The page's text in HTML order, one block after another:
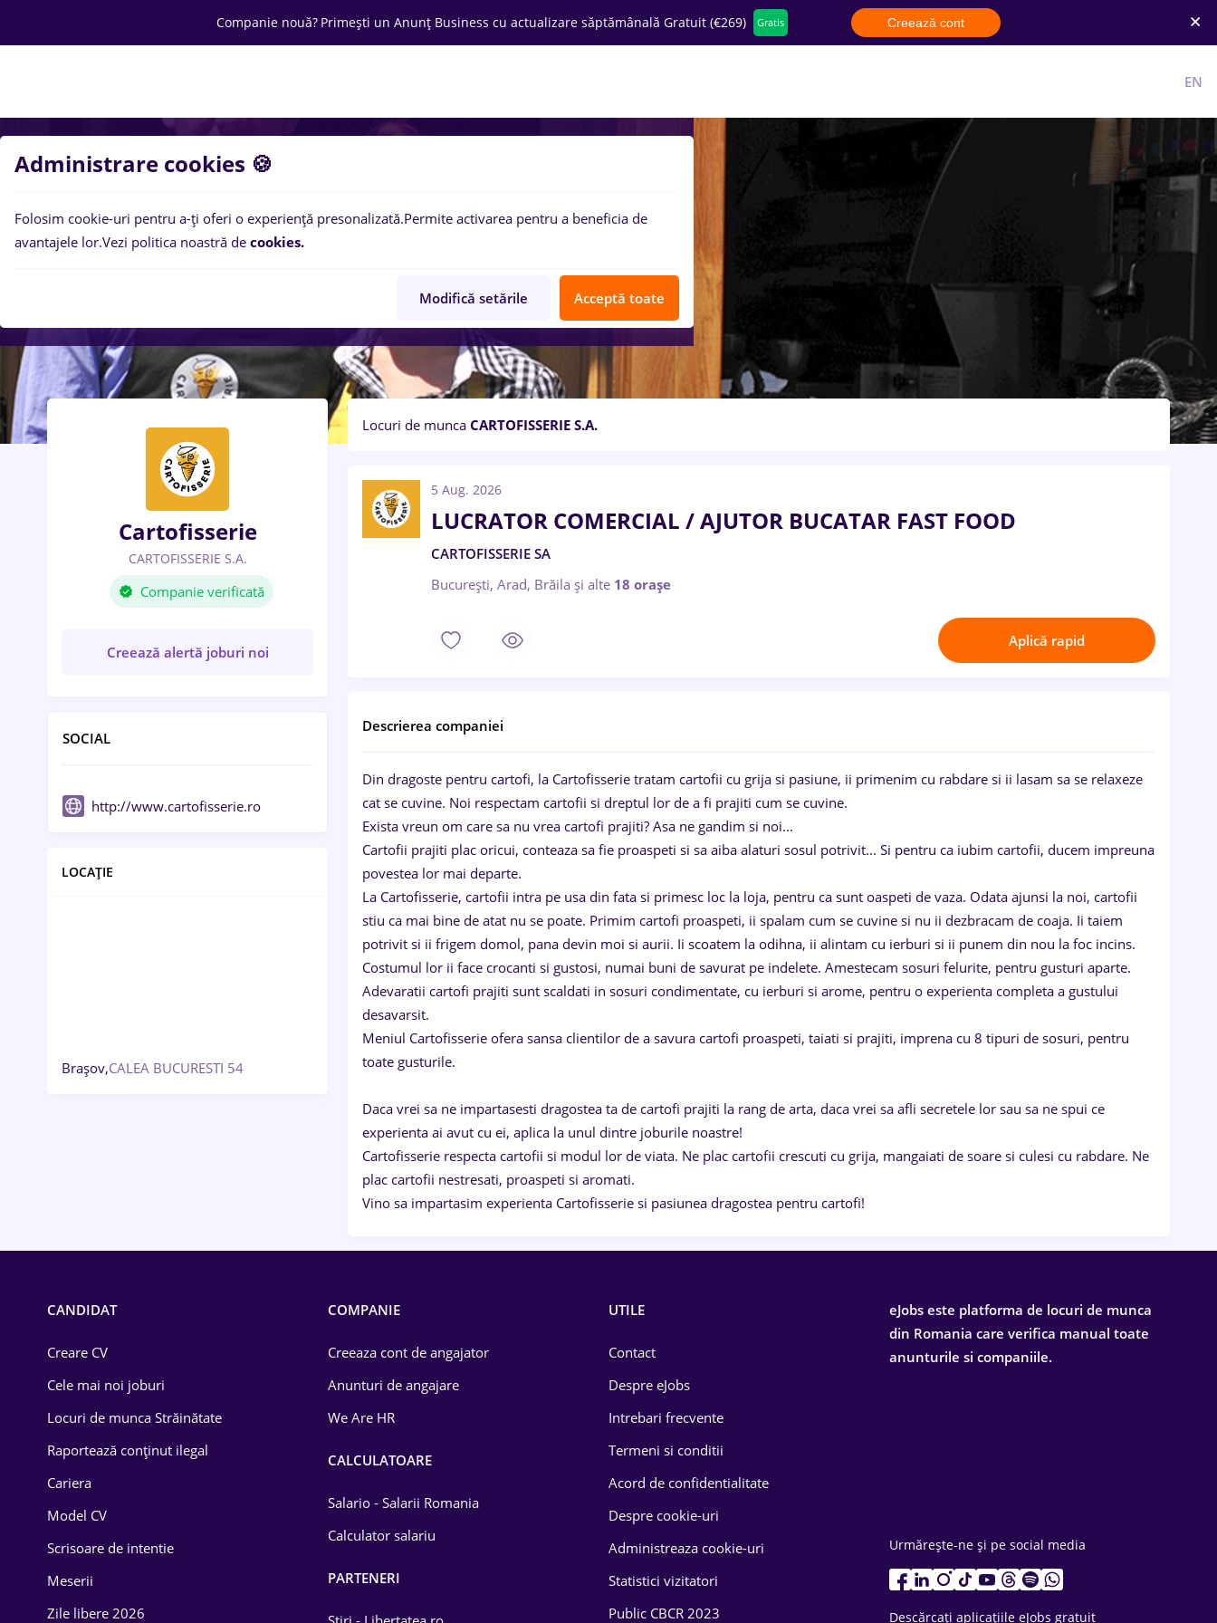
Companie nouă? Primești un Anunț Business cu actualizare săptămânală Gratuit (€269) Gratis Creează cont
EN
Cartofisserie
CARTOFISSERIE S.A.
Companie verificată
Creează alertă joburi noi
SOCIAL
http://www.cartofisserie.ro
LOCAȚIE
Brașov,CALEA BUCURESTI 54
Locuri de munca CARTOFISSERIE S.A.
5 Aug. 2026
LUCRATOR COMERCIAL / AJUTOR BUCATAR FAST FOOD
CARTOFISSERIE SA
București, Arad, Brăila și alte 18 orașe
Aplică rapid
Descrierea companiei
Din dragoste pentru cartofi, la Cartofisserie tratam cartofii cu grija si pasiune, ii primenim cu rabdare si ii lasam sa se relaxeze
cat se cuvine. Noi respectam cartofii si dreptul lor de a fi prajiti cum se cuvine.
Exista vreun om care sa nu vrea cartofi prajiti? Asa ne gandim si noi...
Cartofii prajiti plac oricui, conteaza sa fie proaspeti si sa aiba alaturi sosul potrivit... Si pentru ca iubim cartofii, ducem impreuna
povestea lor mai departe.
La Cartofisserie, cartofii intra pe usa din fata si primesc loc la loja, pentru ca sunt oaspeti de vaza. Odata ajunsi la noi, cartofii
stiu ca mai bine de atat nu se poate. Primim cartofi proaspeti, ii spalam cum se cuvine si nu ii dezbracam de coaja. Ii taiem
potrivit si ii frigem domol, pana devin moi si aurii. Ii scoatem la odihna, ii alintam cu ierburi si ii punem din nou la foc incins.
Costumul lor ii face crocanti si gustosi, numai buni de savurat pe indelete. Amestecam sosuri felurite, pentru gusturi aparte.
Adevaratii cartofi prajiti sunt scaldati in sosuri condimentate, cu ierburi si arome, pentru o experienta completa a gustului
desavarsit.
Meniul Cartofisserie ofera sansa clientilor de a savura cartofi proaspeti, taiati si prajiti, imprena cu 8 tipuri de sosuri, pentru
toate gusturile.
Daca vrei sa ne impartasesti dragostea ta de cartofi prajiti la rang de arta, daca vrei sa afli secretele lor sau sa ne spui ce
experienta ai avut cu ei, aplica la unul dintre joburile noastre!
Cartofisserie respecta cartofii si modul lor de viata. Ne plac cartofii crescuti cu grija, mangaiati de soare si culesi cu rabdare. Ne
plac cartofii nestresati, proaspeti si aromati.
Vino sa impartasim experienta Cartofisserie si pasiunea dragostea pentru cartofi!
CANDIDAT
Creare CV
Cele mai noi joburi
Locuri de munca Străinătate
Raportează conținut ilegal
Cariera
Model CV
Scrisoare de intentie
Meserii
Zile libere 2026
COMPANIE
Creeaza cont de angajator
Anunturi de angajare
We Are HR
CALCULATOARE
Salario - Salarii Romania
Calculator salariu
PARTENERI
UTILE
Contact
Despre eJobs
Intrebari frecvente
Termeni si conditii
Acord de confidentialitate
Despre cookie-uri
Administreaza cookie-uri
Statistici vizitatori
Public CBCR 2023
eJobs este platforma de locuri de munca
din Romania care verifica manual toate
anunturile si companiile.
Urmărește-ne și pe social media
Descărcați aplicațiile eJobs gratuit
Administrare cookies 🍪
Folosim cookie-uri pentru a-ți oferi o experiență presonalizată.Permite activarea pentru a beneficia de
avantajele lor.Vezi politica noastră de cookies.
Modifică setările Acceptă toate